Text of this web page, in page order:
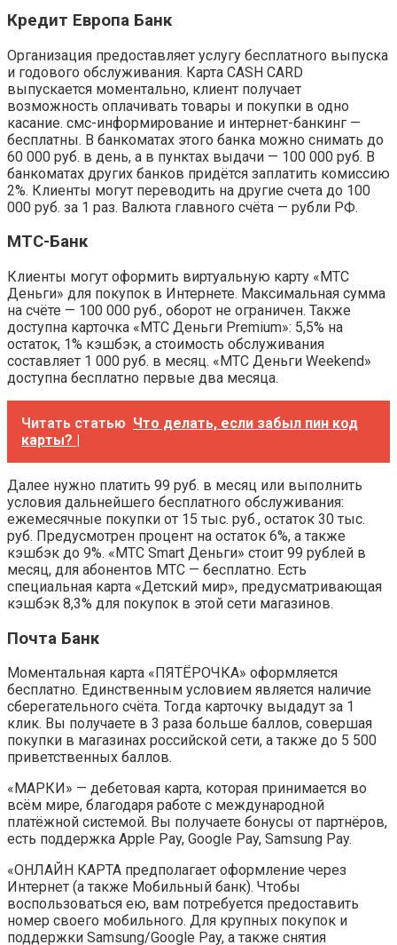
Кредит Европа Банк
Организация предоставляет услугу бесплатного выпуска
и годового обслуживания. Карта CASH CARD
выпускается моментально, клиент получает
возможность оплачивать товары и покупки в одно
касание. смс-информирование и интернет-банкинг —
бесплатны. В банкоматах этого банка можно снимать до
60 000 руб. в день, а в пунктах выдачи — 100 000 руб. В
банкоматах других банков придётся заплатить комиссию
2%. Клиенты могут переводить на другие счета до 100
000 руб. за 1 раз. Валюта главного счёта — рубли РФ.
МТС-Банк
Клиенты могут оформить виртуальную карту «МТС
Деньги» для покупок в Интернете. Максимальная сумма
на счёте — 100 000 руб., оборот не ограничен. Также
доступна карточка «МТС Деньги Premium»: 5,5% на
остаток, 1% кэшбэк, а стоимость обслуживания
составляет 1 000 руб. в месяц. «МТС Деньги Weekend»
доступна бесплатно первые два месяца.
Читать статью Что делать, если забыл пин код
карты? |
Далее нужно платить 99 руб. в месяц или выполнить
условия дальнейшего бесплатного обслуживания:
ежемесячные покупки от 15 тыс. руб., остаток 30 тыс.
руб. Предусмотрен процент на остаток 6%, а также
кэшбэк до 9%. «МТС Smart Деньги» стоит 99 рублей в
месяц, для абонентов МТС — бесплатно. Есть
специальная карта «Детский мир», предусматривающая
кэшбэк 8,3% для покупок в этой сети магазинов.
Почта Банк
Моментальная карта «ПЯТЁРОЧКА» оформляется
бесплатно. Единственным условием является наличие
сберегательного счёта. Тогда карточку выдадут за 1
клик. Вы получаете в 3 раза больше баллов, совершая
покупки в магазинах российской сети, а также до 5 500
приветственных баллов.
«МАРКИ» — дебетовая карта, которая принимается во
всём мире, благодаря работе с международной
платёжной системой. Вы получаете бонусы от партнёров,
есть поддержка Apple Pay, Google Pay, Samsung Pay.
«ОНЛАЙН КАРТА предполагает оформление через
Интернет (а также Мобильный банк). Чтобы
воспользоваться ею, вам потребуется предоставить
номер своего мобильного. Для крупных покупок и
поддержки Samsung/Google Pay, а также снятия